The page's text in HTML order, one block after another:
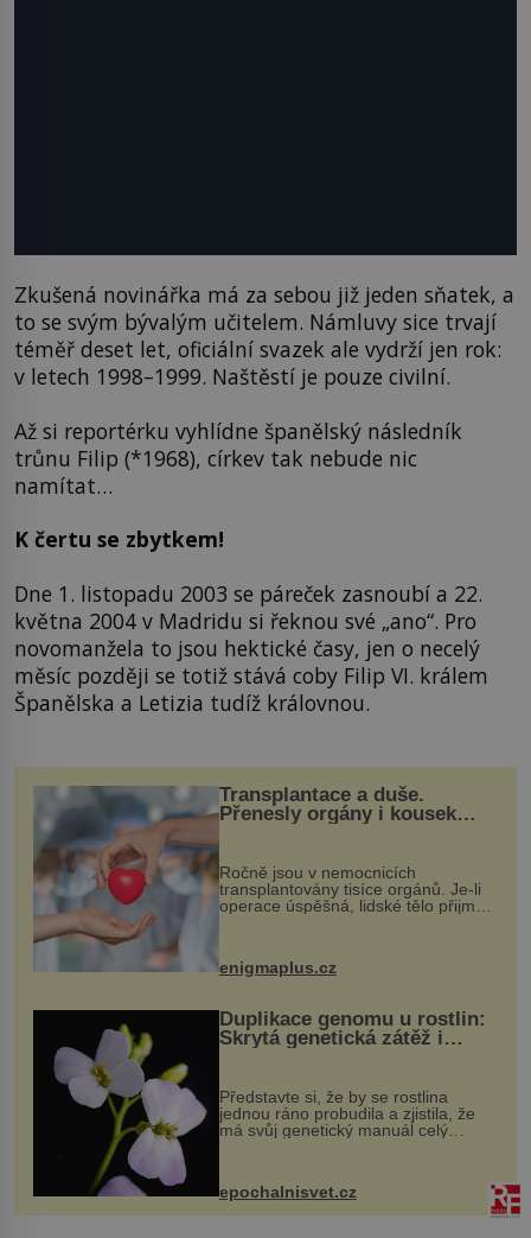
Zkušená novinářka má za sebou již jeden sňatek, a
to se svým bývalým učitelem. Námluvy sice trvají
téměř deset let, oficiální svazek ale vydrží jen rok:
v letech 1998–1999. Naštěstí je pouze civilní.
Až si reportérku vyhlídne španělský následník
trůnu Filip (*1968), církev tak nebude nic
namítat…
K čertu se zbytkem!
Dne 1. listopadu 2003 se páreček zasnoubí a 22.
května 2004 v Madridu si řeknou své „ano“. Pro
novomanžela to jsou hektické časy, jen o necelý
měsíc později se totiž stává coby Filip VI. králem
Španělska a Letizia tudíž královnou.
Transplantace a duše.
Přenesly orgány i kousek
Ročně jsou v nemocnicích
transplantovány tisíce orgánů. Je-li
operace úspěšná, lidské tělo přijme
enigmaplus.cz
Duplikace genomu u rostlin:
Skrytá genetická zátěž i
Představte si, že by se rostlina
jednou ráno probudila a zjistila, že
má svůj genetický manuál celý
vstupenka...
epochalnisvet.cz